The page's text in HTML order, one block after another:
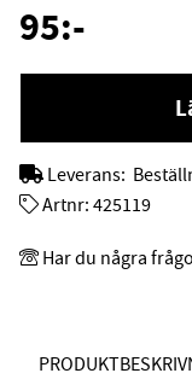
95:-
Leverans:
Artnr: 425119
Har du några